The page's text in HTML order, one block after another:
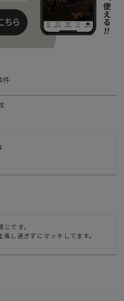
です。
し過ぎずにマッチしてます。